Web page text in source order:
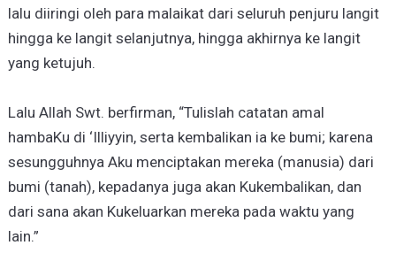
lalu diiringi oleh para malaikat dari seluruh penjuru langit
hingga ke langit selanjutnya, hingga akhirnya ke langit
yang ketujuh.
Lalu Allah Swt. berfirman, “Tulislah catatan amal
hambaKu di ‘Illiyyin, serta kembalikan ia ke bumi; karena
sesungguhnya Aku menciptakan mereka (manusia) dari
bumi (tanah), kepadanya juga akan Kukembalikan, dan
dari sana akan Kukeluarkan mereka pada waktu yang
lain.”